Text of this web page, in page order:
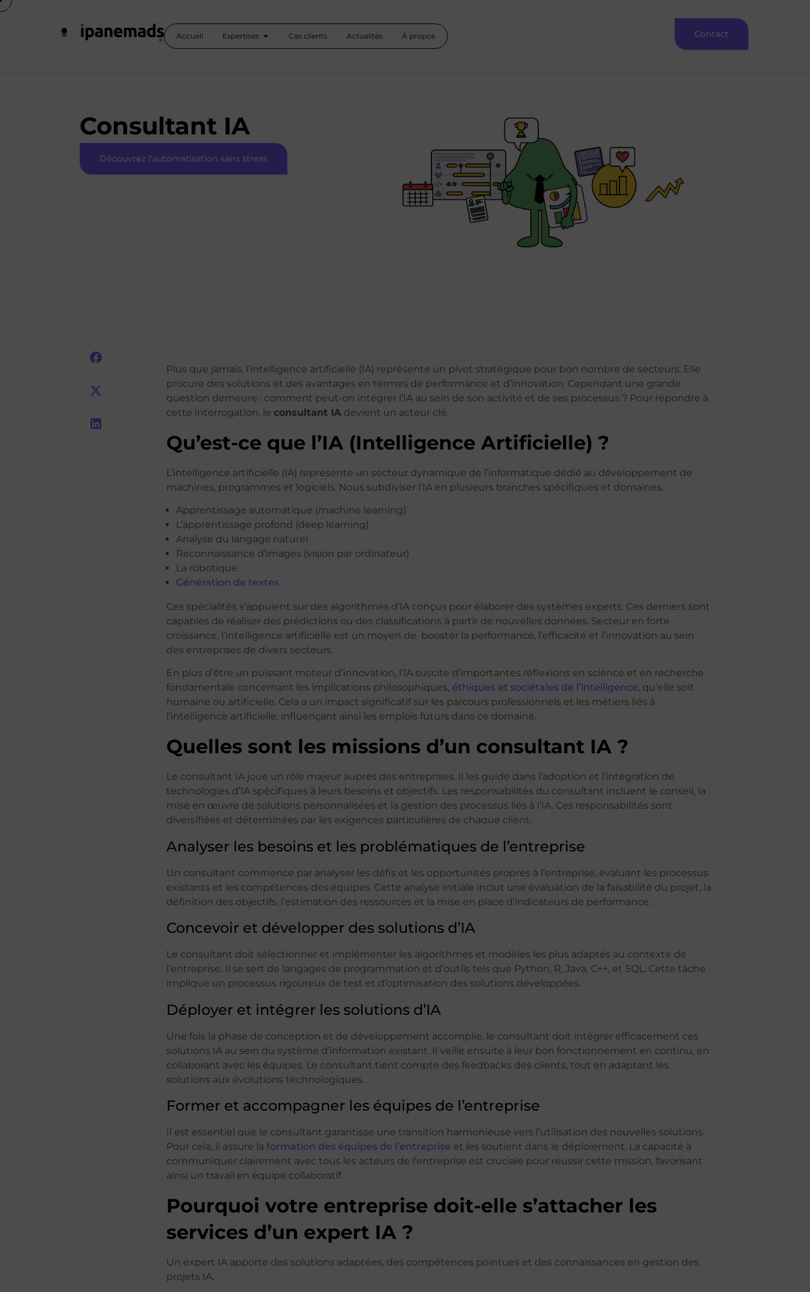
Accueil Expertises Cas clients Actualités À propos Contact
Consultant IA
Découvrez l'automatisation sans stress
Plus que jamais, l’intelligence artificielle (IA) représente un pivot stratégique pour bon nombre de secteurs. Elle
procure des solutions et des avantages en termes de performance et d’innovation. Cependant une grande
question demeure : comment peut-on intégrer l’IA au sein de son activité et de ses processus ? ‍Pour répondre à
cette interrogation, le consultant IA devient un acteur clé.
Qu’est-ce que l’IA (Intelligence Artificielle) ?
L’intelligence artificielle (IA) représente un secteur dynamique de l’informatique dédié au développement de
machines, programmes et logiciels. Nous subdiviser l’IA en plusieurs branches spécifiques et domaines.
Apprentissage automatique (machine learning)
L’apprentissage profond (deep learning)
Analyse du langage naturel
Reconnaissance d’images (vision par ordinateur)
La robotique
Génération de textes.
Ces spécialités s’appuient sur des algorithmes d’IA conçus pour élaborer des systèmes experts. Ces derniers sont
capables de réaliser des prédictions ou des classifications à partir de nouvelles données. Secteur en forte
croissance, l’intelligence artificielle est un moyen de booster la performance, l’efficacité et l’innovation au sein
des entreprises de divers secteurs.
En plus d’être un puissant moteur d’innovation, l’IA suscite d’importantes réflexions en science et en recherche
fondamentale concernant les implications philosophiques, éthiques et sociétales de l’intelligence, qu’elle soit
humaine ou artificielle. Cela a un impact significatif sur les parcours professionnels et les métiers liés à
l’intelligence artificielle, influençant ainsi les emplois futurs dans ce domaine.
Quelles sont les missions d’un consultant IA ?
Le consultant IA joue un rôle majeur auprès des entreprises. Il les guide dans l’adoption et l’intégration de
technologies d’IA spécifiques à leurs besoins et objectifs. Les responsabilités du consultant incluent le conseil, la
mise en œuvre de solutions personnalisées et la gestion des processus liés à l’IA. Ces responsabilités sont
diversifiées et déterminées par les exigences particulières de chaque client.
Analyser les besoins et les problématiques de l’entreprise
Un consultant commence par analyser les défis et les opportunités propres à l’entreprise, évaluant les processus
existants et les compétences des équipes. Cette analyse initiale inclut une évaluation de la faisabilité du projet, la
définition des objectifs, l’estimation des ressources et la mise en place d’indicateurs de performance.
Concevoir et développer des solutions d’IA
Le consultant doit sélectionner et implémenter les algorithmes et modèles les plus adaptés au contexte de
l’entreprise. Il se sert de langages de programmation et d’outils tels que Python, R, Java, C++, et SQL. Cette tâche
implique un processus rigoureux de test et d’optimisation des solutions développées.
Déployer et intégrer les solutions d’IA
Une fois la phase de conception et de développement accomplie, le consultant doit intégrer efficacement ces
solutions IA au sein du système d’information existant. Il veille ensuite à leur bon fonctionnement en continu, en
collaborant avec les équipes. Le consultant tient compte des feedbacks des clients, tout en adaptant les
solutions aux évolutions technologiques.
Former et accompagner les équipes de l’entreprise
Il est essentiel que le consultant garantisse une transition harmonieuse vers l’utilisation des nouvelles solutions.
Pour cela, il assure la formation des équipes de l’entreprise et les soutient dans le déploiement. La capacité à
communiquer clairement avec tous les acteurs de l’entreprise est cruciale pour réussir cette mission, favorisant
ainsi un travail en équipe collaboratif.
Pourquoi votre entreprise doit-elle s’attacher les
services d’un expert IA ?
Un expert IA apporte des solutions adaptées, des compétences pointues et des connaissances en gestion des
projets IA.